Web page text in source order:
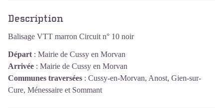
Description
Balisage VTT marron Circuit n° 10 noir
Départ : Mairie de Cussy en Morvan
Arrivée : Mairie de Cussy en Morvan
Communes traversées : Cussy-en-Morvan, Anost, Gien-sur-
Cure, Ménessaire et Sommant